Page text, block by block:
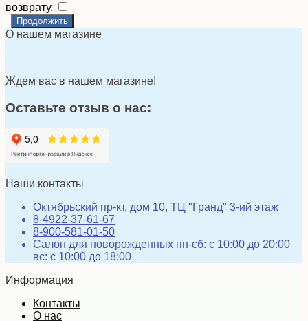
возврату.
О нашем магазине
Ждем вас в нашем магазине!
Оставьте отзыв о нас:
Наши контакты
Октябрьский пр-кт, дом 10, ТЦ "Гранд" 3-ий этаж
8-4922-37-61-67
8-900-581-01-50
Салон для новорожденных пн-сб: с 10:00 до 20:00
вс: с 10:00 до 18:00
Информация
Контакты
О нас